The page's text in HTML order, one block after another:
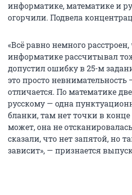
информатике, математике и
огорчили. Подвела
«Всё равно немного
информатике рассчитывал
допустил ошибку в 25-м
это просто невнимательность
отличается. По математике
русскому — одна
бланки, там нет точки в
может, она не
сказали, что нет запятой, но
зависит», — признается